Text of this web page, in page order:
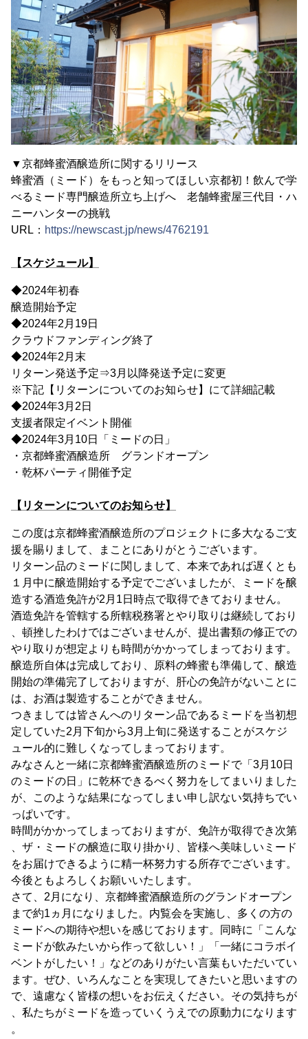
▼京都蜂蜜酒醸造所に関するリリース
蜂蜜酒（ミード）をもっと知ってほしい京都初！飲んで学
べるミード専門醸造所立ち上げへ 老舗蜂蜜屋三代目・ハ
ニーハンターの挑戦
URL： https://newscast.jp/news/4762191
【スケジュール】
◆2024年初春
醸造開始予定
◆2024年2月19日
クラウドファンディング終了
◆2024年2月末
リターン発送予定⇒3月以降発送予定に変更
※下記【リターンについてのお知らせ】にて詳細記載
◆2024年3月2日
支援者限定イベント開催
◆2024年3月10日「ミードの日」
・京都蜂蜜酒醸造所 グランドオープン
・乾杯パーティ開催予定
【リターンについてのお知らせ】
この度は京都蜂蜜酒醸造所のプロジェクトに多大なるご支
援を賜りまして、まことにありがとうございます。
リターン品のミードに関しまして、本来であれば遅くとも
１月中に醸造開始する予定でございましたが、ミードを醸
造する酒造免許が2月1日時点で取得できておりません。
酒造免許を管轄する所轄税務署とやり取りは継続しており
、頓挫したわけではございませんが、提出書類の修正での
やり取りが想定よりも時間がかかってしまっております。
醸造所自体は完成しており、原料の蜂蜜も準備して、醸造
開始の準備完了しておりますが、肝心の免許がないことに
は、お酒は製造することができません。
つきましては皆さんへのリターン品であるミードを当初想
定していた2月下旬から3月上旬に発送することがスケジ
ュール的に難しくなってしまっております。
みなさんと一緒に京都蜂蜜酒醸造所のミードで「3月10日
のミードの日」に乾杯できるべく努力をしてまいりました
が、このような結果になってしまい申し訳ない気持ちでい
っぱいです。
時間がかかってしまっておりますが、免許が取得でき次第
、ザ・ミードの醸造に取り掛かり、皆様へ美味しいミード
をお届けできるように精一杯努力する所存でございます。
今後ともよろしくお願いいたします。
さて、2月になり、京都蜂蜜酒醸造所のグランドオープン
まで約1ヵ月になりました。内覧会を実施し、多くの方の
ミードへの期待や想いを感じております。同時に「こんな
ミードが飲みたいから作って欲しい！」「一緒にコラボイ
ベントがしたい！」などのありがたい言葉もいただいてい
ます。ぜひ、いろんなことを実現してきたいと思いますの
で、遠慮なく皆様の想いをお伝えください。その気持ちが
、私たちがミードを造っていくうえでの原動力になります
。